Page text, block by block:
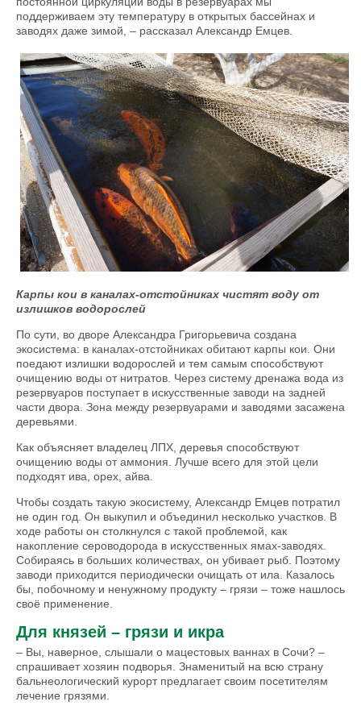
поддерживаем эту температуру в открытых бассейнах и
заводях даже зимой, – рассказал Александр Емцев.
Карпы кои в каналах-отстойниках чистят воду от
излишков водорослей
По сути, во дворе Александра Григорьевича создана
экосистема: в каналах-отстойниках обитают карпы кои. Они
поедают излишки водорослей и тем самым способствуют
очищению воды от нитратов. Через систему дренажа вода из
резервуаров поступает в искусственные заводи на задней
части двора. Зона между резервуарами и заводями засажена
деревьями.
Как объясняет владелец ЛПХ, деревья способствуют
очищению воды от аммония. Лучше всего для этой цели
подходят ива, орех, айва.
Чтобы создать такую экосистему, Александр Емцев потратил
не один год. Он выкупил и объединил несколько участков. В
ходе работы он столк­нулся с такой проблемой, как
накопление сероводорода в искусственных ямах-заводях.
Собираясь в больших количествах, он убивает рыб. Поэтому
заводи приходится перио­­дически очищать от ила. Казалось
бы, побочному и ненужному продукту – грязи – тоже нашлось
своё применение.
Для князей – грязи и икра
– Вы, наверное, слышали о мацестовых ваннах в Сочи? –
спрашивает хозяин подворья. Знаменитый на всю страну
бальнеологический курорт предлагает своим посетителям
лечение грязями.